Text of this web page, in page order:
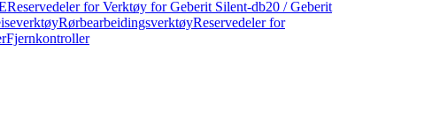
Reservedeler for Verktøy for Geberit Silent-db20 / Geberit
RørbearbeidingsverktøyReservedeler for
Fjernkontroller